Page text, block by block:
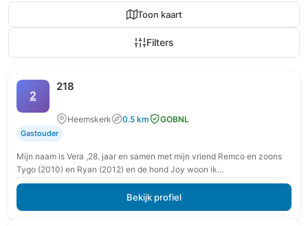
Toon kaart
Filters
2
218
Heemskerk 0.5 km GOBNL
Gastouder
Mijn naam is Vera ,28. jaar en samen met mijn vriend Remco en zoons
Tygo (2010) en Ryan (2012) en de hond Joy woon ik…
Bekijk profiel